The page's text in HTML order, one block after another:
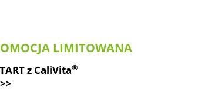
LIMITOWANA
z CaliVita®